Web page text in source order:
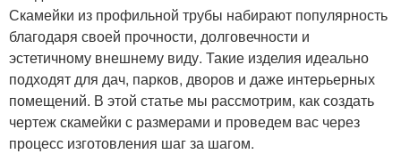
Скамейки из профильной трубы набирают популярность
благодаря своей прочности, долговечности и
эстетичному внешнему виду. Такие изделия идеально
подходят для дач, парков, дворов и даже интерьерных
помещений. В этой статье мы рассмотрим, как создать
чертеж скамейки с размерами и проведем вас через
процесс изготовления шаг за шагом.